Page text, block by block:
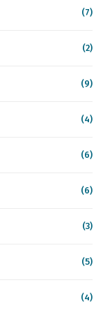
(7)
(2)
(9)
(4)
(6)
(6)
(3)
(5)
(4)